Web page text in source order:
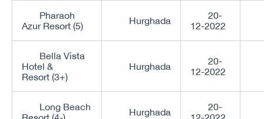
Pharaoh
Azur Resort (5)
Hurghada
20-
12-2022
Bella Vista
Hotel &
Resort (3+)
Hurghada
20-
12-2022
Long Beach
Hurghada
20-